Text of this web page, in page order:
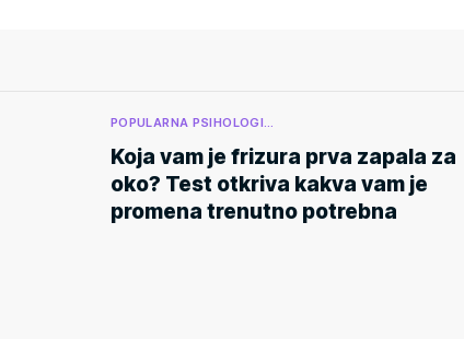
POPULARNA PSIHOLOGI…
Koja vam je frizura prva zapala za
oko? Test otkriva kakva vam je
promena trenutno potrebna